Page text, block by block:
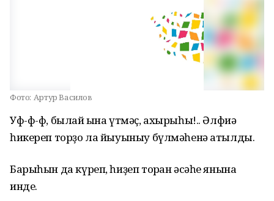
Фото: Артур Василов
Уф-ф-ф, былай ғына үтмәҫ, ахырыһы!.. Әлфиә
һикереп торҙо ла йыуыныу бүлмәһенә атылды.
Барыһын да күреп, һиҙеп торған әсәһе янына
инде.